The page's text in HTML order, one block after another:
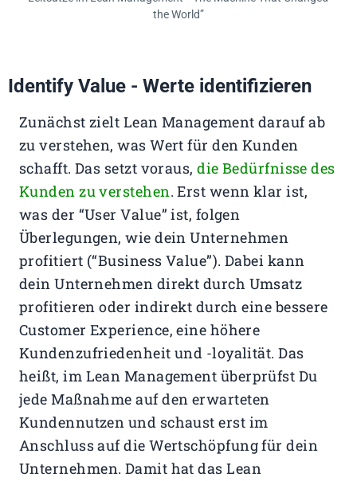
the World”
Identify Value - Werte identifizieren
Zunächst zielt Lean Management darauf ab
zu verstehen, was Wert für den Kunden
schafft. Das setzt voraus,die Bedürfnisse des
Kunden zu verstehen. Erst wenn klar ist,
was der “User Value” ist, folgen
Überlegungen, wie dein Unternehmen
profitiert (“Business Value”). Dabei kann
dein Unternehmen direkt durch Umsatz
profitieren oder indirekt durch eine bessere
Customer Experience, eine höhere
Kundenzufriedenheit und -loyalität. Das
heißt, im Lean Management überprüfst Du
jede Maßnahme auf den erwarteten
Kundennutzen und schaust erst im
Anschluss auf die Wertschöpfung für dein
Unternehmen. Damit hat das Lean